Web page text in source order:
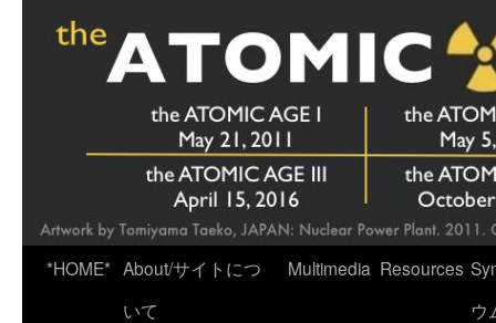
*HOME* About/サイトにつ
いて
Multimedia Resources
ウ